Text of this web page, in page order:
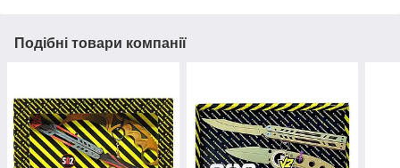
Подібні товари компанії